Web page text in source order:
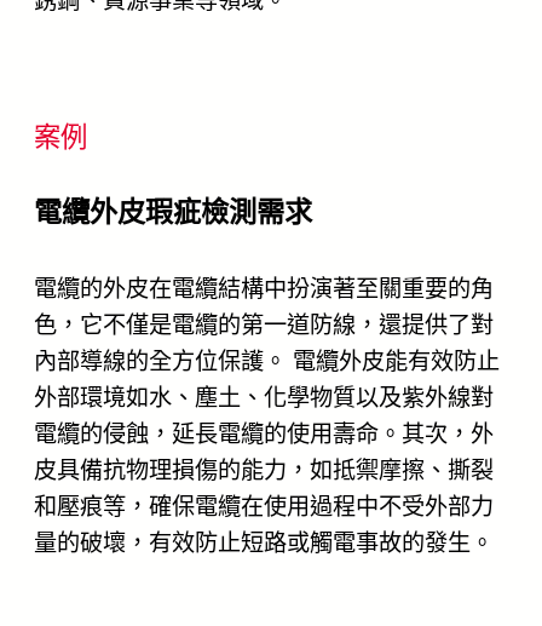
案例
電纜外皮瑕疵檢測需求
電纜的外皮在電纜結構中扮演著至關重要的角
色，它不僅是電纜的第一道防線，還提供了對
內部導線的全方位保護。 電纜外皮能有效防止
外部環境如水、塵土、化學物質以及紫外線對
電纜的侵蝕，延長電纜的使用壽命。其次，外
皮具備抗物理損傷的能力，如抵禦摩擦、撕裂
和壓痕等，確保電纜在使用過程中不受外部力
量的破壞，有效防止短路或觸電事故的發生。